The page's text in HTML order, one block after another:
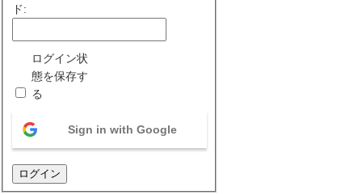
ド:
ログイン状
態を保存す
る
Sign in with Google
ログイン